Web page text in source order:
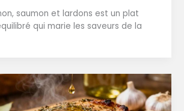
saumon et lardons est un plat
qui marie les saveurs de la